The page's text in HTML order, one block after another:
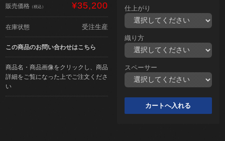
販売価格 （税込） ¥35,200
在庫状態 受注生産
この商品のお問い合わせはこちら
商品名・商品画像をクリックし、商品
詳細をご覧になった上でご注文くださ
い
仕上がり
織り方
スペーサー